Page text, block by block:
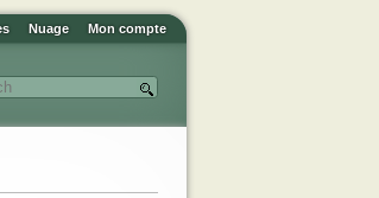
Mon compte
Nuage